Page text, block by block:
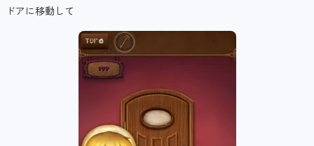
ドアに移動して